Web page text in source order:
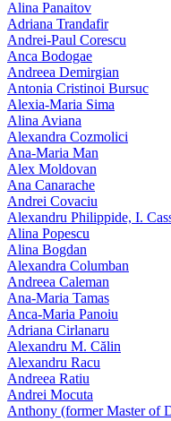
Alina Panaitov
Adriana Trandafir
Andrei-Paul Corescu
Anca Bodogae
Andreea Demirgian
Antonia Cristinoi Bursuc
Alexia-Maria Sima
Alina Aviana
Alexandra Cozmolici
Ana-Maria Man
Alex Moldovan
Ana Canarache
Andrei Covaciu
Alexandru Philippide, I.
Alina Popescu
Alina Bogdan
Alexandra Columban
Andreea Caleman
Ana-Maria Tamas
Anca-Maria Panoiu
Adriana Cirlanaru
Alexandru M. Călin
Alexandru Racu
Andreea Ratiu
Andrei Mocuta
Anthony (former Master of